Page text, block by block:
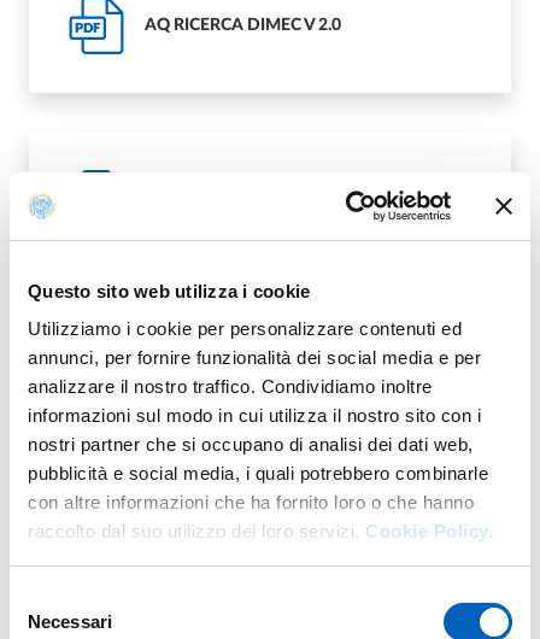
Questo sito web utilizza i cookie
Utilizziamo i cookie per personalizzare contenuti ed
annunci, per fornire funzionalità dei social media e per
analizzare il nostro traffico. Condividiamo inoltre
informazioni sul modo in cui utilizza il nostro sito con i
nostri partner che si occupano di analisi dei dati web,
pubblicità e social media, i quali potrebbero combinarle
con altre informazioni che ha fornito loro o che hanno
raccolto dal suo utilizzo dei loro servizi. Cookie Policy.
delNecessari
PDF AQ RICERCA DIMEC V 2.0